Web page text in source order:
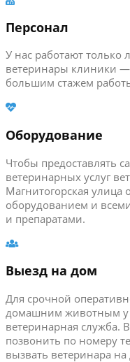
Персонал
У нас работают
ветеринары клиники
большим стажем
Оборудование
Чтобы предоставлять
ветеринарных услуг
Магнитогорская
оборудованием и
и препаратами.
Выезд на дом
Для срочной
домашним животным у
ветеринарная служба.
позвонить по номеру
вызвать ветеринара